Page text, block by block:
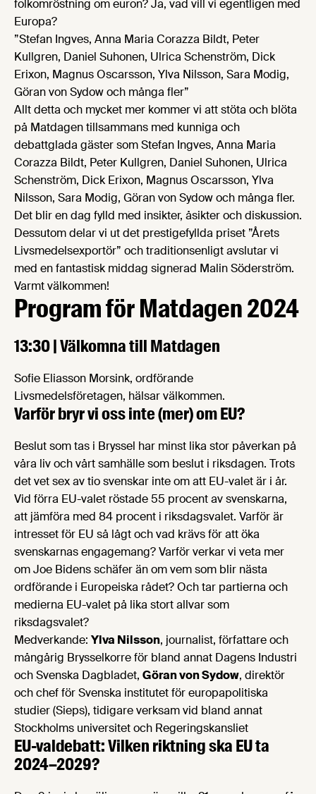
folkomröstning om euron? Ja, vad vill vi egentligen med
Europa?
”Stefan Ingves, Anna Maria Corazza Bildt, Peter
Kullgren, Daniel Suhonen, Ulrica Schenström, Dick
Erixon, Magnus Oscarsson, Ylva Nilsson, Sara Modig,
Göran von Sydow och många fler”
Allt detta och mycket mer kommer vi att stöta och blöta
på Matdagen tillsammans med kunniga och
debattglada gäster som Stefan Ingves, Anna Maria
Corazza Bildt, Peter Kullgren, Daniel Suhonen, Ulrica
Schenström, Dick Erixon, Magnus Oscarsson, Ylva
Nilsson, Sara Modig, Göran von Sydow och många fler.
Det blir en dag fylld med insikter, åsikter och diskussion.
Dessutom delar vi ut det prestigefyllda priset ”Årets
Livsmedelsexportör” och traditionsenligt avslutar vi
med en fantastisk middag signerad Malin Söderström.
Varmt välkommen!
Program för Matdagen 2024
13:30 | Välkomna till Matdagen
Sofie Eliasson Morsink, ordförande
Livsmedelsföretagen, hälsar välkommen.
Varför bryr vi oss inte (mer) om EU?
Beslut som tas i Bryssel har minst lika stor påverkan på
våra liv och vårt samhälle som beslut i riksdagen. Trots
det vet sex av tio svenskar inte om att EU-valet är i år.
Vid förra EU-valet röstade 55 procent av svenskarna,
att jämföra med 84 procent i riksdagsvalet. Varför är
intresset för EU så lågt och vad krävs för att öka
svenskarnas engagemang? Varför verkar vi veta mer
om Joe Bidens schäfer än om vem som blir nästa
ordförande i Europeiska rådet? Och tar partierna och
medierna EU-valet på lika stort allvar som
riksdagsvalet?
Medverkande: Ylva Nilsson, journalist, författare och
mångårig Brysselkorre för bland annat Dagens Industri
och Svenska Dagbladet, Göran von Sydow, direktör
och chef för Svenska institutet för europapolitiska
studier (Sieps), tidigare verksam vid bland annat
Stockholms universitet och Regeringskansliet
EU-valdebatt: Vilken riktning ska EU ta
2024–2029?